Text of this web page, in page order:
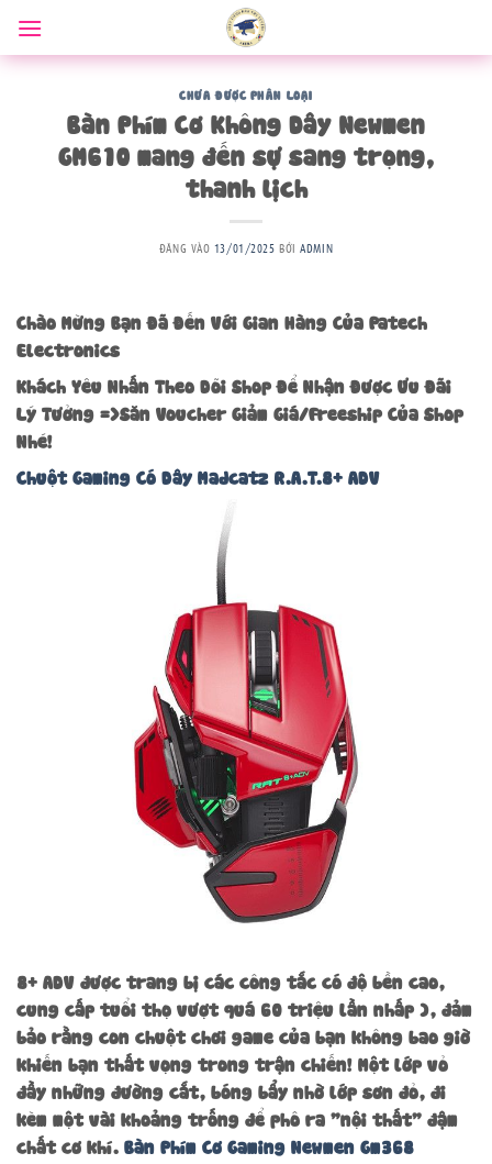
qua
nội
CHƯA ĐƯỢC PHÂN LOẠI
Bàn Phím Cơ Không Dây Newmen
GM610 mang đến sự sang trọng,
thanh lịch
ĐĂNG VÀO 13/01/2025 BỞIADMIN
Chào Mừng Bạn Đã Đến Với Gian Hàng Của Patech
Electronics
Khách Yêu Nhấn Theo Dõi Shop Để Nhận Được Ưu Đãi
Lý Tưởng =>Săn Voucher Giảm Giá/Freeship Của Shop
Nhé!
Chuột Gaming Có Dây Madcatz R.A.T.8+ ADV
8+ ADV được trang bị các công tắc có độ bền cao,
cung cấp tuổi thọ vượt quá 60 triệu lần nhấp ), đảm
bảo rằng con chuột chơi game của bạn không bao giờ
khiến bạn thất vọng trong trận chiến! Một lớp vỏ
đầy những đường cắt, bóng bẩy nhờ lớp sơn đỏ, đi
kèm một vài khoảng trống để phô ra ”nội thất” đậm
chất cơ khí. Bàn Phím Cơ Gaming Newmen Gm368